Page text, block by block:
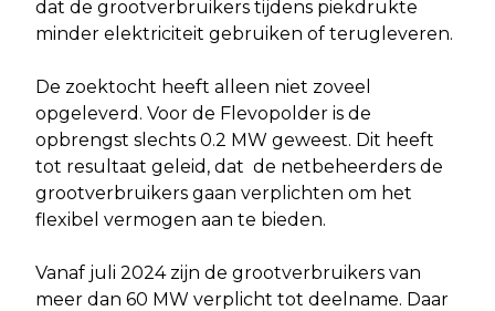
dat de grootverbruikers tijdens piekdrukte
minder elektriciteit gebruiken of terugleveren.
De zoektocht heeft alleen niet zoveel
opgeleverd. Voor de Flevopolder is de
opbrengst slechts 0.2 MW geweest. Dit heeft
tot resultaat geleid, dat de netbeheerders de
grootverbruikers gaan verplichten om het
flexibel vermogen aan te bieden.
Vanaf juli 2024 zijn de grootverbruikers van
meer dan 60 MW verplicht tot deelname. Daar